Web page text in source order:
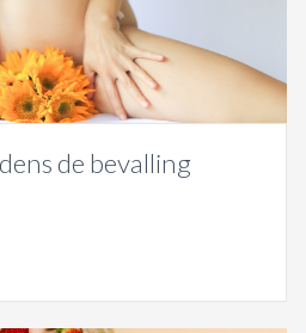
de bevalling